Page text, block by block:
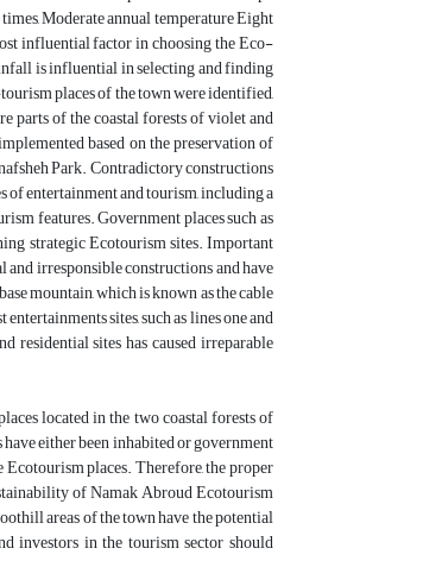
Moderate annual temperature Eight
influential factor in choosing the Eco-
is influential in selecting and finding
places of the town were identified,
parts of the coastal forests of violet and
based on the preservation of
Park. Contradictory constructions
of entertainment and tourism, including a
features. Government places such as
strategic Ecotourism sites. Important
irresponsible constructions and have
mountain, which is known as the cable
sites, such as lines one and
residential sites has caused irreparable
located in the two coastal forests of
either been inhabited or government
places. Therefore, the proper
of Namak Abroud Ecotourism
areas of the town have the potential
investors in the tourism sector should